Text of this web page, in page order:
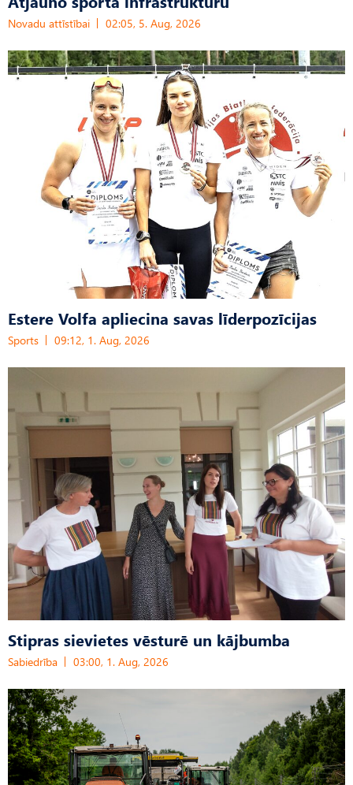
Novadu attīstībai 02:05, 5. Aug, 2026
Estere Volfa apliecina savas līderpozīcijas
Sports 09:12, 1. Aug, 2026
Stipras sievietes vēsturē un kājbumba
Sabiedrība 03:00, 1. Aug, 2026